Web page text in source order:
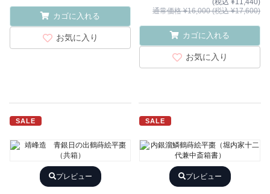
カゴに入れる
お気に入り
(税込 ¥11,440)
通常価格 ¥16,000 (税込 ¥17,600)
カゴに入れる
お気に入り
SALE
プレビュー
SALE
プレビュー